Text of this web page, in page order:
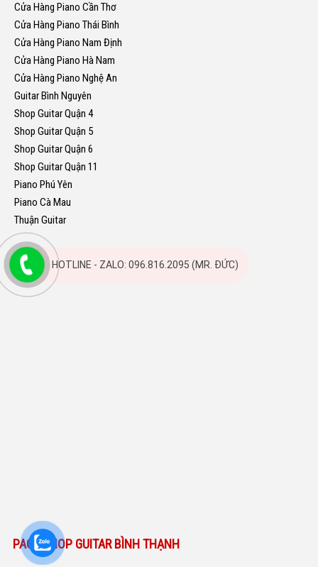
Cửa Hàng Piano Cần Thơ
Cửa Hàng Piano Thái Bình
Cửa Hàng Piano Nam Định
Cửa Hàng Piano Hà Nam
Cửa Hàng Piano Nghệ An
Guitar Bình Nguyên
Shop Guitar Quận 4
Shop Guitar Quận 5
Shop Guitar Quận 6
Shop Guitar Quận 11
Piano Phú Yên
Piano Cà Mau
Thuận Guitar
ĐỊA CHỈ SHOP GUITAR BÌNH THẠNH
PAGE SHOP GUITAR BÌNH THẠNH
HOTLINE - ZALO: 096.816.2095 (MR. ĐỨC)